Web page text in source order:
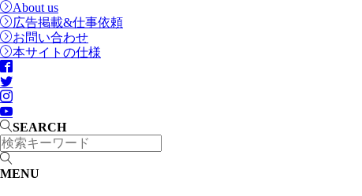
About us
広告掲載&仕事依頼
お問い合わせ
本サイトの仕様
SEARCH
MENU